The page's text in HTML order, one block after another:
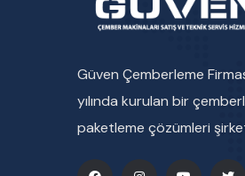
Güven Çemberleme
yılında kurulan bir
paketleme çözümleri